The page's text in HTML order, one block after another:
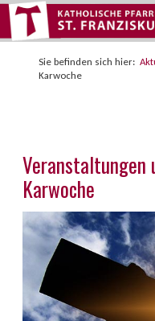
Sie befinden sich hier:
Karwoche
Veranstaltungen
Karwoche